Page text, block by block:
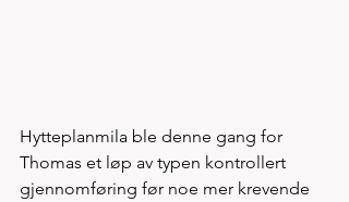
Hytteplanmila ble denne gang for
Thomas et løp av typen kontrollert
gjennomføring før noe mer krevende